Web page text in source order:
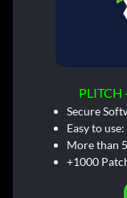
PLITCH
Secure
Easy to
More than
+1000